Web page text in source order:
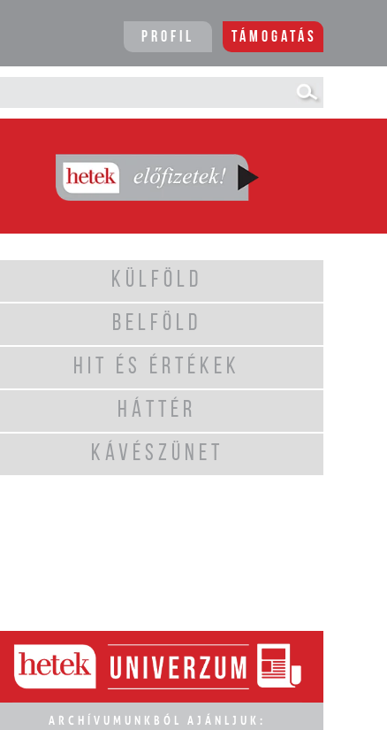
Profil Támogatás
KÜLFÖLD
BELFÖLD
HIT ÉS ÉRTÉKEK
HÁTTÉR
KÁVÉSZÜNET
ARCHÍVUMUNKBÓL AJÁNLJUK: